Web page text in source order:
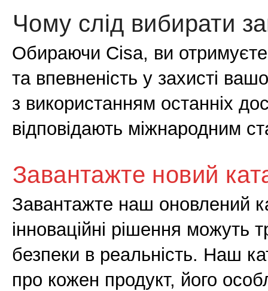
Чому слід вибирати
Обираючи Cisa, ви
та впевненість у захисті
з використанням останніх
відповідають міжнародним
Завантажте новий
Завантажте наш оновлений
інноваційні рішення
безпеки в реальність. Наш
про кожен продукт, його